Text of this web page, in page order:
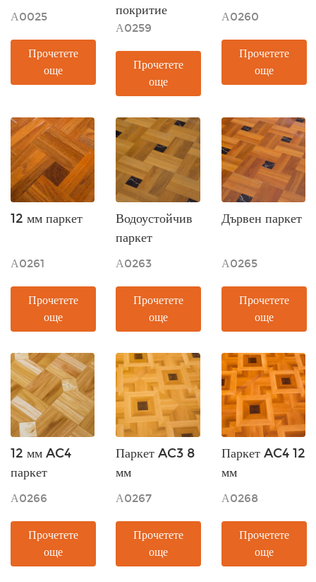
А0025
Прочетете
още
покритие
А0259
Прочетете
още
А0260
Прочетете
още
12 мм паркет
А0261
Прочетете
още
Водоустойчив
паркет
А0263
Прочетете
още
Дървен паркет
А0265
Прочетете
още
12 мм AC4
паркет
А0266
Прочетете
още
Паркет AC3 8
мм
А0267
Прочетете
още
Паркет AC4 12
мм
А0268
Прочетете
още